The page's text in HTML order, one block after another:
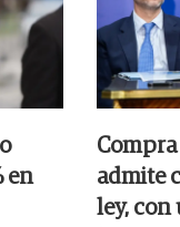
en
admite
ley, con